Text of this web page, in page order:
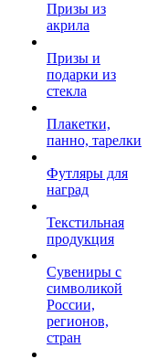
Призы из
акрила
Призы и
подарки из
стекла
Плакетки,
панно, тарелки
Футляры для
наград
Текстильная
продукция
Сувениры с
символикой
России,
регионов,
стран